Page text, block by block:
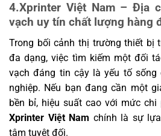
4.Xprinter Việt Nam – Địa
vạch uy tín chất lượng hàng
Trong bối cảnh thị trường thiết bị
đa dạng, việc tìm kiếm một đối
vạch đáng tin cậy là yếu tố
nghiệp. Nếu bạn đang cần một
bền bỉ, hiệu suất cao với mức
Xprinter Việt Nam chính là sự
tâm tuyệt đối.